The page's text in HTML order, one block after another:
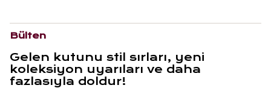
Bülten
Gelen kutunu stil sırları, yeni
koleksiyon uyarıları ve daha
fazlasıyla doldur!